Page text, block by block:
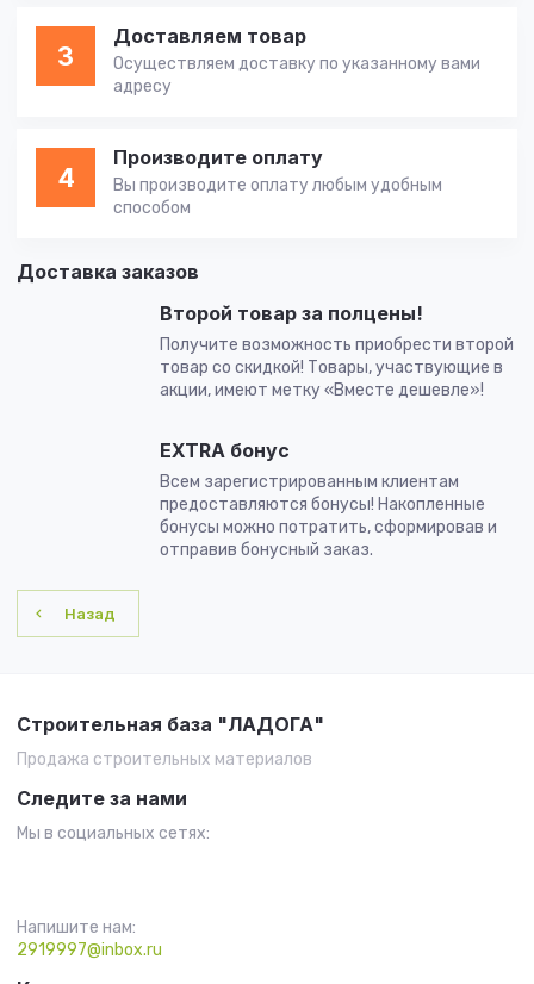
3
Доставляем товар
Осуществляем доставку по указанному вами
адресу
4
Производите оплату
Вы производите оплату любым удобным
способом
Доставка заказов
Второй товар за полцены!
Получите возможность приобрести второй
товар со скидкой! Товары, участвующие в
акции, имеют метку «Вместе дешевле»!
EXTRA бонус
Всем зарегистрированным клиентам
предоставляются бонусы! Накопленные
бонусы можно потратить, сформировав и
отправив бонусный заказ.
Назад
Строительная база "ЛАДОГА"
Продажа строительных материалов
Следите за нами
Мы в социальных сетях:
Напишите нам:
2919997@inbox.ru